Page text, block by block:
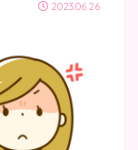
2023.06.26